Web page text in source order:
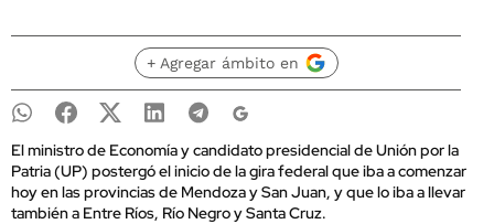
+ Agregar ámbito en
El ministro de Economía y candidato presidencial de Unión por la
Patria (UP) postergó el inicio de la gira federal que iba a comenzar
hoy en las provincias de Mendoza y San Juan, y que lo iba a llevar
también a Entre Ríos, Río Negro y Santa Cruz.